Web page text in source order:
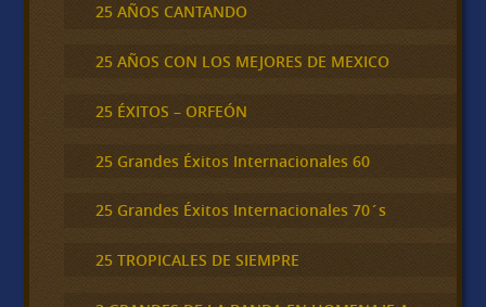
25 AÑOS CANTANDO
25 AÑOS CON LOS MEJORES DE MEXICO
25 ÉXITOS – ORFEÓN
25 Grandes Éxitos Internacionales 60
25 Grandes Éxitos Internacionales 70´s
25 TROPICALES DE SIEMPRE